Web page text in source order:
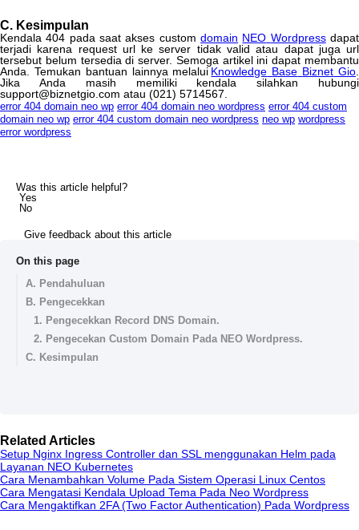
C. Kesimpulan
Kendala 404 pada saat akses custom domain NEO Wordpress dapat
terjadi karena request url ke server tidak valid atau dapat juga url
tersebut belum tersedia di server. Semoga artikel ini dapat membantu
Anda
Temukan bantuan lainnya melalui Knowledge Base Biznet Gio
Jika
Anda masih memiliki kendala silahkan
hubungi
support@biznetgio com atau (021) 5714567
error 404 domain neo wp error 404 domain neo wordpress error 404 custom
domain neo wp error 404 custom domain neo wordpress neo wp wordpress
error wordpress
Was this article helpful?
Yes
No
Give feedback about this article
On this page
A. Pendahuluan
B. Pengecekkan
1. Pengecekkan Record DNS Domain.
2. Pengecekan Custom Domain Pada NEO Wordpress.
C. Kesimpulan
Related Articles
Setup Nginx Ingress Controller dan SSL menggunakan Helm pada
Layanan NEO Kubernetes
Cara Menambahkan Volume Pada Sistem Operasi Linux Centos
Cara Mengatasi Kendala Upload Tema Pada Neo Wordpress
Cara Mengaktifkan 2FA (Two Factor Authentication) Pada Wordpress